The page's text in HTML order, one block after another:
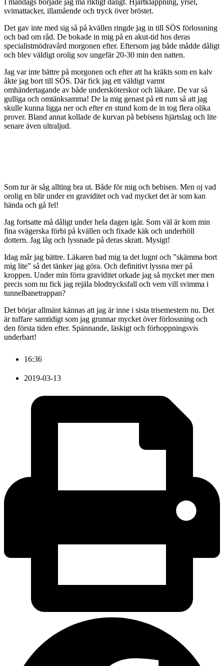
svimattacker, illamående och tryck över bröstet.
Det gav inte med sig så på kvällen ringde jag in till SÖS förlossning
och bad om råd. De bokade in mig på en akut-tid hos deras
specialistmödravård morgonen efter. Eftersom jag både mådde dåligt
och blev väldigt orolig sov ungefär 20-30 min den natten.
Jag var inte bättre på morgonen och efter att ha kräkts som en kalv
åkte jag bort till SÖS. Där fick jag ett väldigt varmt
omhändertagande av både undersköterskor och läkare. De var så
gulliga och omtänksamma! De la mig genast på ett rum så att jag
skulle kunna ligga ner och efter en stund kom de in tog flera olika
prover. Bland annat kollade de kurvan på bebisens hjärtslag och lite
senare även ultraljud.
Som tur är såg allting bra ut. Både för mig och bebisen. Men oj vad
orolig en blir under en graviditet och vad mycket det är som kan
hända och gå fel!
Jag fortsatte må dåligt under hela dagen igår. Som väl är kom min
fina svägerska förbi på kvällen och fixade käk och underhöll
dottern. Jag låg och lyssnade på deras skratt. Mysigt!
Idag mår jag bättre. Läkaren bad mig ta det lugnt och ”skämma bort
mig lite” så det tänker jag göra. Och definitivt lyssna mer på
kroppen. Under min förra graviditet orkade jag så mycket mer men
precis som nu fick jag rejäla blodtrycksfall och vem vill svimma i
tunnelbanetrappan?
Det börjar allmänt kännas att jag är inne i sista trisemestern nu. Det
är tuffare samtidigt som jag grunnar mycket över förlossning och
den första tiden efter. Spännande, läskigt och förhoppningsvis
underbart!
16:36
2019-03-13